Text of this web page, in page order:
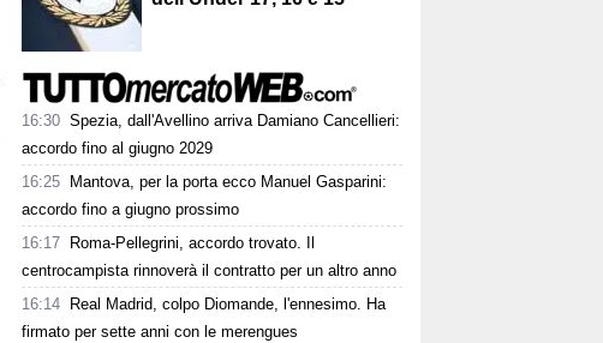
16:30 Spezia, dall'Avellino arriva Damiano Cancellieri:
accordo fino al giugno 2029
16:25
Mantova, per la porta ecco Manuel Gasparini:
accordo fino a giugno prossimo
16:17
Roma-Pellegrini, accordo trovato. Il
centrocampista rinnoverà il contratto per un altro anno
16:14
Real Madrid, colpo Diomande, l'ennesimo. Ha
firmato per sette anni con le merengues